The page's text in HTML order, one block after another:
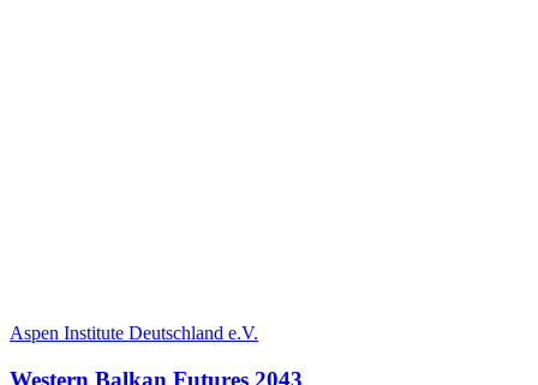
Aspen Institute Deutschland e.V.
Western Balkan Futures 2043